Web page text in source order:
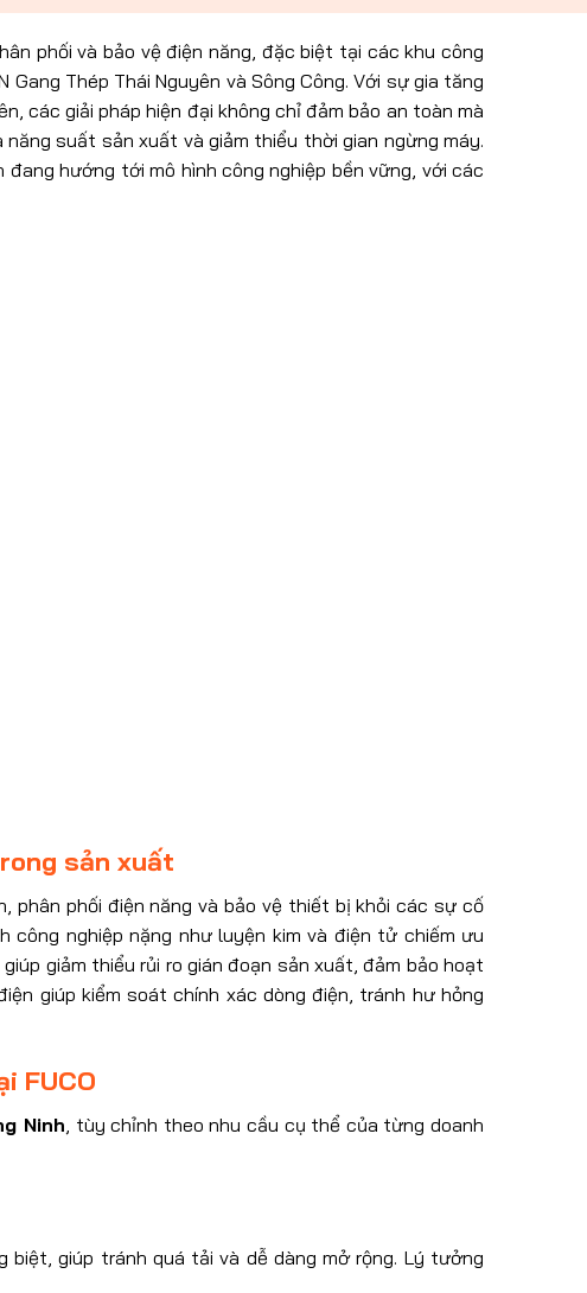
phối và bảo vệ điện năng, đặc biệt tại các khu công
Gang Thép Thái Nguyên và Sông Công. Với sự gia tăng
các giải pháp hiện đại không chỉ đảm bảo an toàn mà
suất sản xuất và giảm thiểu thời gian ngừng máy.
hướng tới mô hình công nghiệp bền vững, với các
sản xuất
phân phối điện năng và bảo vệ thiết bị khỏi các sự cố
công nghiệp nặng như luyện kim và điện tử chiếm ưu
giảm thiểu rủi ro gián đoạn sản xuất, đảm bảo hoạt
giúp kiểm soát chính xác dòng điện, tránh hư hỏng
FUCO
Ninh , tùy chỉnh theo nhu cầu cụ thể của từng doanh
giúp tránh quá tải và dễ dàng mở rộng. Lý tưởng